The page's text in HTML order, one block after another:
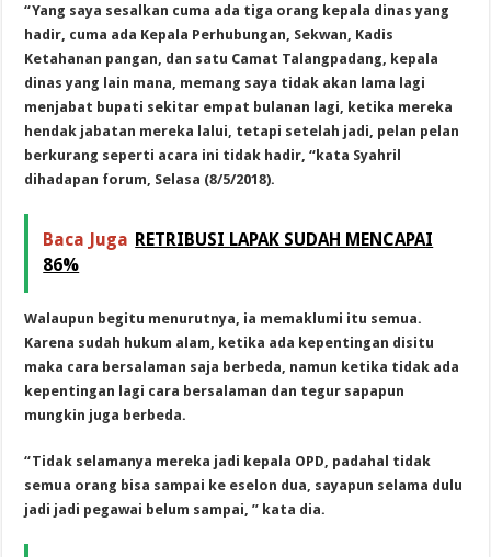
“Yang saya sesalkan cuma ada tiga orang kepala dinas yang
hadir, cuma ada Kepala Perhubungan, Sekwan, Kadis
Ketahanan pangan, dan satu Camat Talangpadang, kepala
dinas yang lain mana, memang saya tidak akan lama lagi
menjabat bupati sekitar empat bulanan lagi, ketika mereka
hendak jabatan mereka lalui, tetapi setelah jadi, pelan pelan
berkurang seperti acara ini tidak hadir, “kata Syahril
dihadapan forum, Selasa (8/5/2018).
Baca Juga RETRIBUSI LAPAK SUDAH MENCAPAI
86%
Walaupun begitu menurutnya, ia memaklumi itu semua.
Karena sudah hukum alam, ketika ada kepentingan disitu
maka cara bersalaman saja berbeda, namun ketika tidak ada
kepentingan lagi cara bersalaman dan tegur sapapun
mungkin juga berbeda.
“Tidak selamanya mereka jadi kepala OPD, padahal tidak
semua orang bisa sampai ke eselon dua, sayapun selama dulu
jadi jadi pegawai belum sampai, ” kata dia.